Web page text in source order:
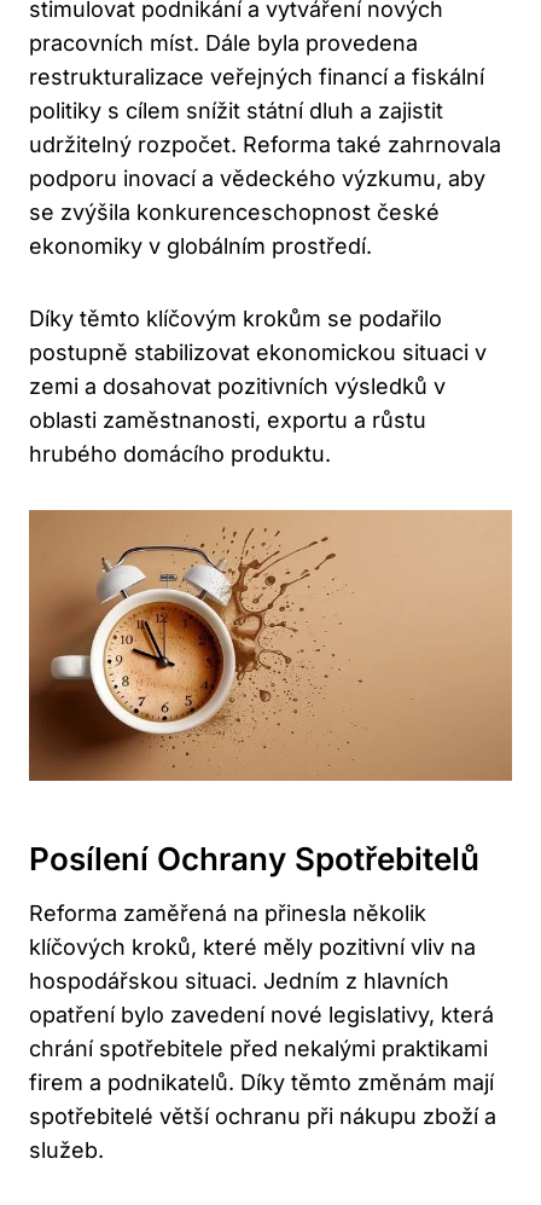
stimulovat podnikání a vytváření nových
pracovních míst. Dále byla provedena
restrukturalizace veřejných financí a fiskální
politiky s cílem snížit státní dluh a zajistit
udržitelný rozpočet. Reforma také zahrnovala
podporu inovací a vědeckého výzkumu, aby
se zvýšila konkurenceschopnost české
ekonomiky v globálním prostředí.
Díky těmto klíčovým krokům se podařilo
postupně stabilizovat ekonomickou situaci v
zemi a dosahovat pozitivních výsledků v
oblasti zaměstnanosti, exportu a růstu
hrubého domácího produktu.
Posílení Ochrany Spotřebitelů
Reforma zaměřená na přinesla několik
klíčových kroků, které měly pozitivní vliv na
hospodářskou situaci. Jedním z hlavních
opatření bylo zavedení nové legislativy, která
chrání spotřebitele před nekalými praktikami
firem a podnikatelů. Díky těmto změnám mají
spotřebitelé větší ochranu při nákupu zboží a
služeb.